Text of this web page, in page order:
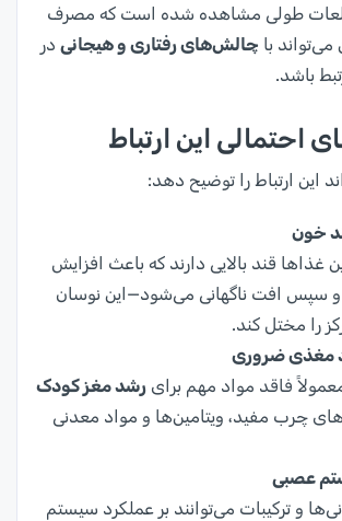
طولی مشاهده شده است که مصرف
می‌تواند با چالش‌های رفتاری و هیجانی در
باشد.
احتمالی این ارتباط
این ارتباط را توضیح دهد:
خون
غذاها قند بالایی دارند که باعث افزایش
و سپس افت ناگهانی می‌شود—این نوسان
را مختل کند.
مغذی ضروری
فاقد مواد مهم برای رشد مغز کودک
چرب مفید، ویتامین‌ها و مواد معدنی
عصبی
و ترکیبات می‌توانند بر عملکرد سیستم